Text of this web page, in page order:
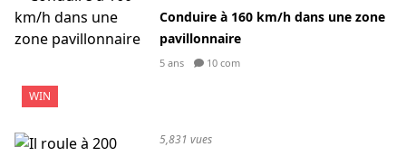
WIN
Conduire à 160 km/h dans une zone
pavillonnaire
5 ans 10 com
5,831 vues